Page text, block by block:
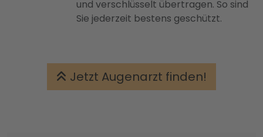
und verschlüsselt übertragen. So sind
Sie jederzeit bestens geschützt.
Jetzt Augenarzt finden!